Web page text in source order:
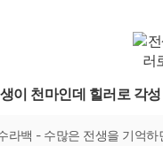
이 천마인데 힐러로 각
라백 - 수많은 전생을 기억